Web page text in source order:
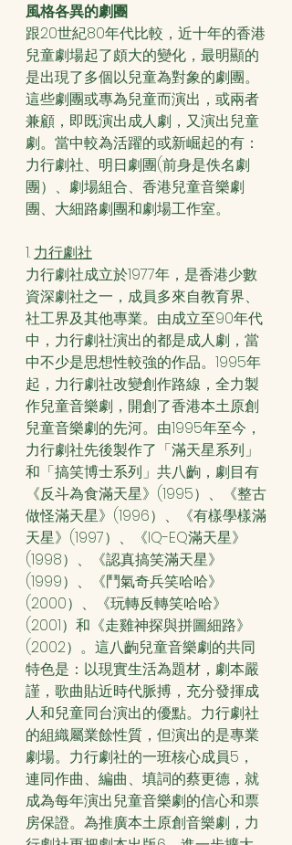
風格各異的劇團
跟20世紀80年代比較，近十年的香港
兒童劇場起了頗大的變化，最明顯的
是出現了多個以兒童為對象的劇團。
這些劇團或專為兒童而演出，或兩者
兼顧，即既演出成人劇，又演出兒童
劇。當中較為活躍的或新崛起的有：
力行劇社、明日劇團(前身是佚名劇
團）、劇場組合、香港兒童音樂劇
團、大細路劇團和劇場工作室。
1. 力行劇社
力行劇社成立於1977年，是香港少數
資深劇社之一，成員多來自教育界、
社工界及其他專業。由成立至90年代
中，力行劇社演出的都是成人劇，當
中不少是思想性較強的作品。1995年
起，力行劇社改變創作路線，全力製
作兒童音樂劇，開創了香港本土原創
兒童音樂劇的先河。由1995年至今，
力行劇社先後製作了「滿天星系列」
和「搞笑博士系列」共八齣，劇目有
《反斗為食滿天星》(1995）、《整古
做怪滿天星》(1996）、《有樣學樣滿
天星》(1997）、《IQ-EQ滿天星》
(1998）、《認真搞笑滿天星》
(1999）、《鬥氣奇兵笑哈哈》
(2000）、《玩轉反轉笑哈哈》
(2001）和《走雞神探與拼圖細路》
(2002）。這八齣兒童音樂劇的共同
特色是：以現實生活為題材，劇本嚴
謹，歌曲貼近時代脈搏，充分發揮成
人和兒童同台演出的優點。力行劇社
的組織屬業餘性質，但演出的是專業
劇場。力行劇社的一班核心成員5，
連同作曲、編曲、填詞的蔡更德，就
成為每年演出兒童音樂劇的信心和票
房保證。為推廣本土原創音樂劇，力